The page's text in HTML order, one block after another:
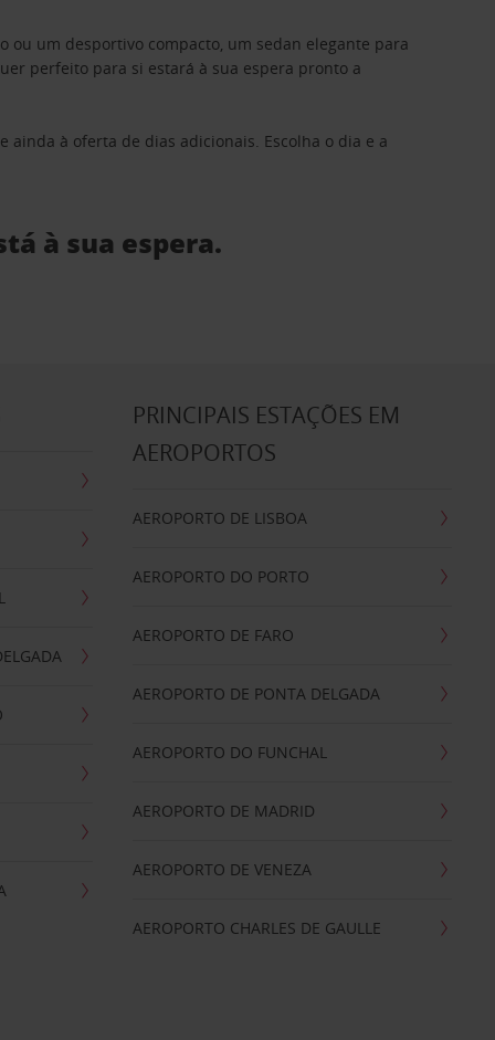
um desportivo compacto, um sedan elegante para
perfeito para si estará à sua espera pronto a
ainda à oferta de dias adicionais. Escolha o dia e a
à sua espera.
PRINCIPAIS ESTAÇÕES EM
AEROPORTOS
AEROPORTO DE LISBOA
AEROPORTO DO PORTO
AEROPORTO DE FARO
AEROPORTO DE PONTA DELGADA
AEROPORTO DO FUNCHAL
AEROPORTO DE MADRID
AEROPORTO DE VENEZA
AEROPORTO CHARLES DE GAULLE